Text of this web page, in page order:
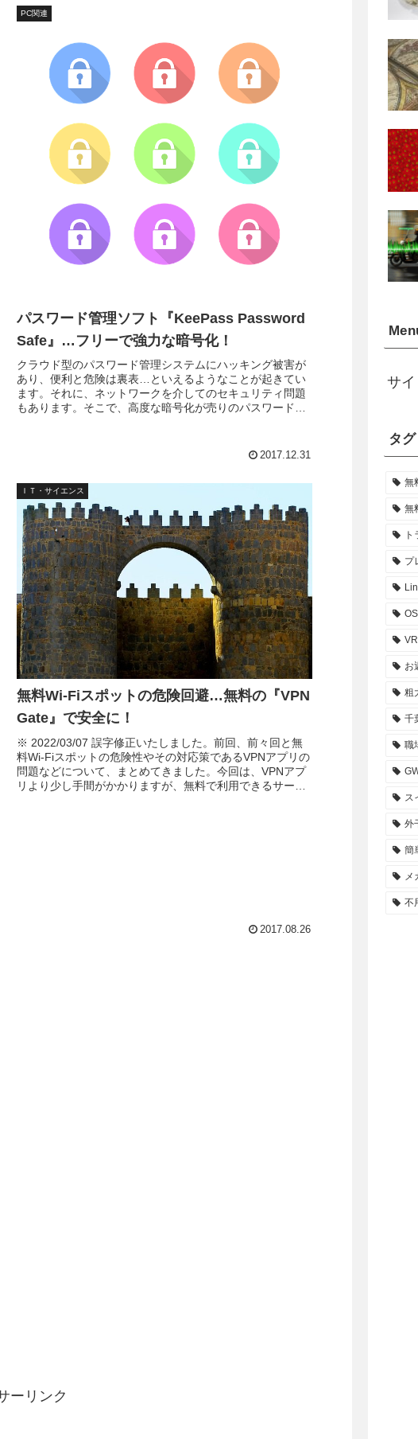
PC関連
パスワード管理ソフト『KeePass Password
Safe』…フリーで強力な暗号化！
クラウド型のパスワード管理システムにハッキング被害が
あり、便利と危険は裏表…といえるようなことが起きてい
ます。それに、ネットワークを介してのセキュリティ問題
もあります。そこで、高度な暗号化が売りのパスワード管
2017.12.31
ＩＴ・サイエンス
無料Wi-Fiスポットの危険回避…無料の『VPN
Gate』で安全に！
※ 2022/03/07 誤字修正いたしました。前回、前々回と無
料Wi-Fiスポットの危険性やその対応策であるVPNアプリの
問題などについて、まとめてきました。今回は、VPNアプ
リより少し手間がかかりますが、無料で利用できるサービ
2017.08.26
ーリンク
サ
タグ
無
無
プ
OS
お
粗
千
職
ス
外
簡
メ
不